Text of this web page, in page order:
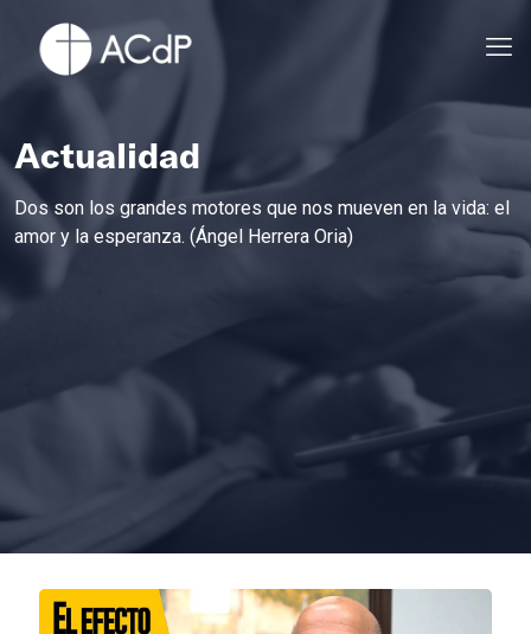
Actualidad
Dos son los grandes motores que nos mueven en la vida: el
amor y la esperanza. (Ángel Herrera Oria)